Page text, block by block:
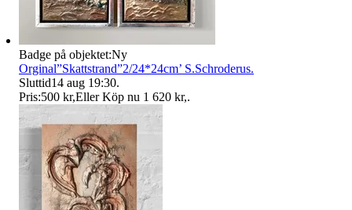
Badge på objektet:Ny
Orginal”Skattstrand”2/24*24cm’ S.Schroderus.
Sluttid14 aug 19:30.
Pris:500 kr,Eller Köp nu 1 620 kr,.